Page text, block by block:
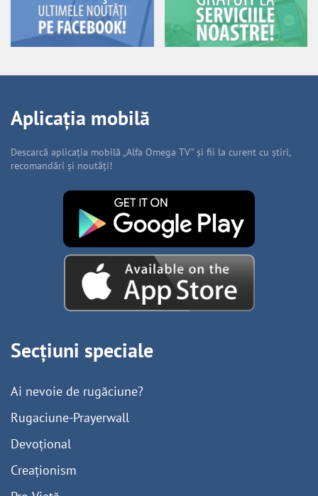
Aplicația mobilă
Descarcă aplicația mobilă „Alfa Omega TV” și fii la curent cu știri,
recomandări și noutăți!
Secțiuni speciale
Ai nevoie de rugăciune?
Rugaciune-Prayerwall
Devoțional
Creaționism